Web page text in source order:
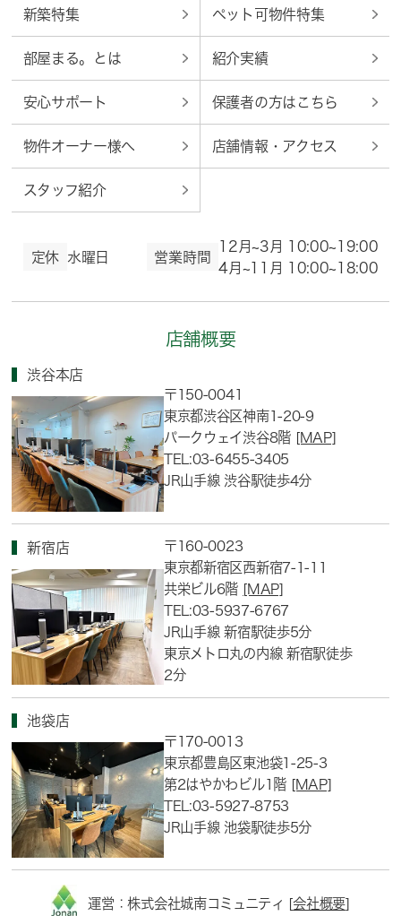
新築特集 ペット可物件特集
部屋まる。とは 紹介実績
安心サポート 保護者の方はこちら
物件オーナー様へ 店舗情報・アクセス
スタッフ紹介
定休 水曜日 営業時間
12月~3月 10:00~19:00
4月~11月 10:00~18:00
店舗概要
渋谷本店
〒150-0041
東京都渋谷区神南1-20-9
パークウェイ渋谷8階 [MAP]
TEL:03-6455-3405
JR山手線 渋谷駅徒歩4分
新宿店
〒160-0023
東京都新宿区西新宿7-1-11
共栄ビル6階 [MAP]
TEL:03-5937-6767
JR山手線 新宿駅徒歩5分
東京メトロ丸の内線 新宿駅徒歩
2分
池袋店
〒170-0013
東京都豊島区東池袋1-25-3
第2はやかわビル1階 [MAP]
TEL:03-5927-8753
JR山手線 池袋駅徒歩5分
運営：株式会社城南コミュニティ [会社概要]